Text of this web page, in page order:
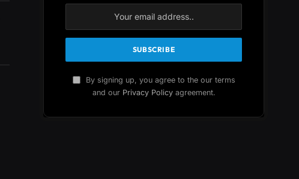
By signing up, you agree to the our terms
and our Privacy Policyagreement.